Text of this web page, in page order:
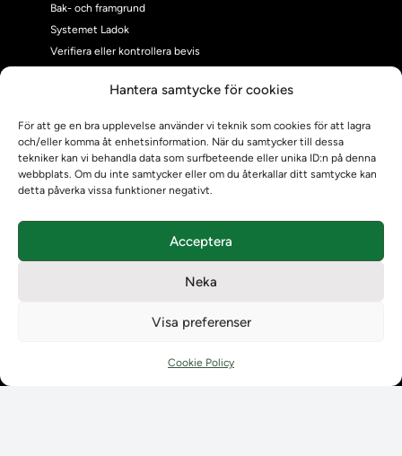
Hantera samtycke för cookies
För att ge en bra upplevelse använder vi teknik som cookies för att lagra
och/eller komma åt enhetsinformation. När du samtycker till dessa
tekniker kan vi behandla data som surfbeteende eller unika ID:n på denna
webbplats. Om du inte samtycker eller om du återkallar ditt samtycke kan
detta påverka vissa funktioner negativt.
Acceptera
Neka
Visa preferenser
Cookie Policy
Bak- och framgrund
Systemet Ladok
Verifiera eller kontrollera bevis
Om Ladokkonsortiet
Ladokkonsortiet internationellt
Vision, strategi och produktplan
Användarkontakter
Kontaktuppgifter till lärosätenas Ladoksupport